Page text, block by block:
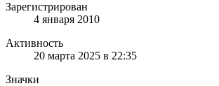
Зарегистрирован
4 января 2010
Активность
20 марта 2025 в 22:35
Значки